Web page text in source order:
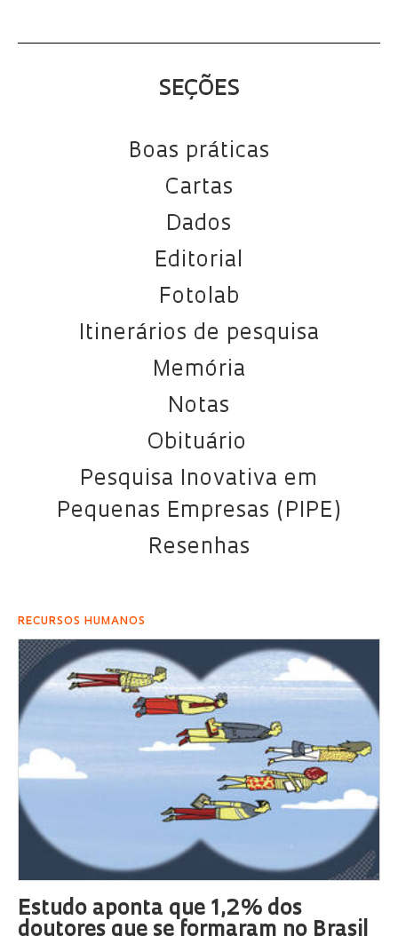
SEÇÕES
Boas práticas
Cartas
Dados
Editorial
Fotolab
Itinerários de pesquisa
Memória
Notas
Obituário
Pesquisa Inovativa em
Pequenas Empresas (PIPE)
Resenhas
RECURSOS HUMANOS
Estudo aponta que 1,2% dos
doutores que se formaram no Brasil